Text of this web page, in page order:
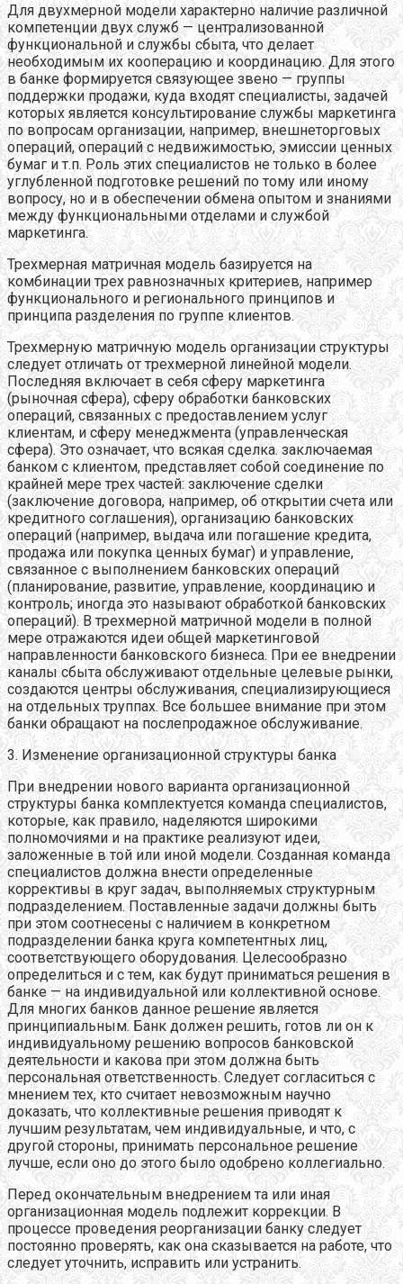
Для двухмерной модели характерно наличие различной
компетенции двух служб — централизованной
функциональной и службы сбыта, что делает
необходимым их кооперацию и координацию. Для этого
в банке формируется связующее звено — группы
поддержки продажи, куда входят специалисты, задачей
которых является консультирование службы маркетинга
по вопросам организации, например, внешнеторговых
операций, операций с недвижимостью, эмиссии ценных
бумаг и т.п. Роль этих специалистов не только в более
углубленной подготовке решений по тому или иному
вопросу, но и в обеспечении обмена опытом и знаниями
между функциональными отделами и службой
маркетинга.
Трехмерная матричная модель базируется на
комбинации трех равнозначных критериев, например
функционального и регионального принципов и
принципа разделения по группе клиентов.
Трехмерную матричную модель организации структуры
следует отличать от трехмерной линейной модели.
Последняя включает в себя сферу маркетинга
(рыночная сфера), сферу обработки банковских
операций, связанных с предоставлением услуг
клиентам, и сферу менеджмента (управленческая
сфера). Это означает, что всякая сделка. заключаемая
банком с клиентом, представляет собой соединение по
крайней мере трех частей: заключение сделки
(заключение договора, например, об открытии счета или
кредитного соглашения), организацию банковских
операций (например, выдача или погашение кредита,
продажа или покупка ценных бумаг) и управление,
связанное с выполнением банковских операций
(планирование, развитие, управление, координацию и
контроль; иногда это называют обработкой банковских
операций). В трехмерной матричной модели в полной
мере отражаются идеи общей маркетинговой
направленности банковского бизнеса. При ее внедрении
каналы сбыта обслуживают отдельные целевые рынки,
создаются центры обслуживания, специализирующиеся
на отдельных труппах. Все большее внимание при этом
банки обращают на послепродажное обслуживание.
3. Изменение организационной структуры банка
При внедрении нового варианта организационной
структуры банка комплектуется команда специалистов,
которые, как правило, наделяются широкими
полномочиями и на практике реализуют идеи,
заложенные в той или иной модели. Созданная команда
специалистов должна внести определенные
коррективы в круг задач, выполняемых структурным
подразделением. Поставленные задачи должны быть
при этом соотнесены с наличием в конкретном
подразделении банка круга компетентных лиц,
соответствующего оборудования. Целесообразно
определиться и с тем, как будут приниматься решения в
банке — на индивидуальной или коллективной основе.
Для многих банков данное решение является
принципиальным. Банк должен решить, готов ли он к
индивидуальному решению вопросов банковской
деятельности и какова при этом должна быть
персональная ответственность. Следует согласиться с
мнением тех, кто считает невозможным научно
доказать, что коллективные решения приводят к
лучшим результатам, чем индивидуальные, и что, с
другой стороны, принимать персональное решение
лучше, если оно до этого было одобрено коллегиально.
Перед окончательным внедрением та или иная
организационная модель подлежит коррекции. В
процессе проведения реорганизации банку следует
постоянно проверять, как она сказывается на работе, что
следует уточнить, исправить или устранить.